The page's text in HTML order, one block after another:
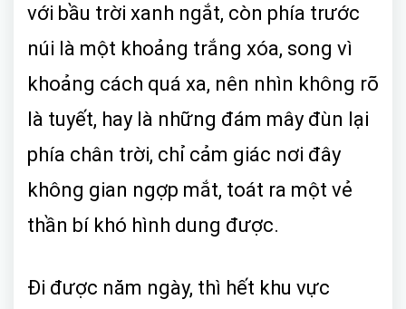
với bầu trời xanh ngắt, còn phía trước
núi là một khoảng trắng xóa, song vì
khoảng cách quá xa, nên nhìn không rõ
là tuyết, hay là những đám mây đùn lại
phía chân trời, chỉ cảm giác nơi đây
không gian ngợp mắt, toát ra một vẻ
thần bí khó hình dung được.
Đi được năm ngày, thì hết khu vực